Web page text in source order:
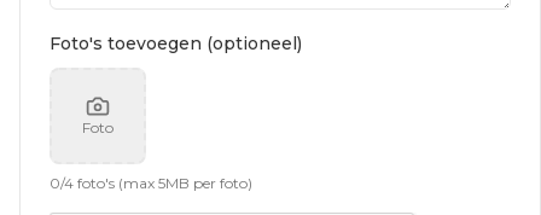
Foto's toevoegen (optioneel)
Foto
0/4 foto's (max 5MB per foto)